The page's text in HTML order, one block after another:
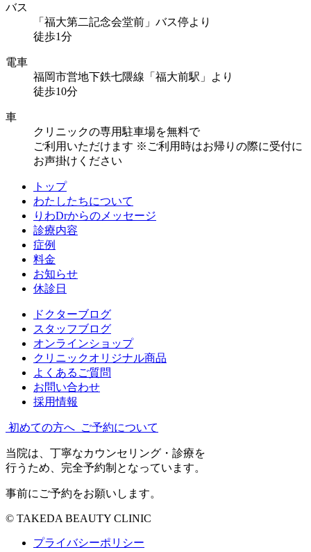
バス
「福大第二記念会堂前」バス停より
徒歩1分
電車
福岡市営地下鉄七隈線「福大前駅」より
徒歩10分
車
クリニックの専用駐車場を無料で
ご利用いただけます ※ご利用時はお帰りの際に受付に
お声掛けください
トップ
わたしたちについて
りわDrからのメッセージ
診療内容
症例
料金
お知らせ
休診日
ドクターブログ
スタッフブログ
オンラインショップ
クリニックオリジナル商品
よくあるご質問
お問い合わせ
採用情報
初めての方へ ご予約について
当院は、丁寧なカウンセリング・診療を
行うため、完全予約制となっています。
事前にご予約をお願いします。
© TAKEDA BEAUTY CLINIC
プライバシーポリシー